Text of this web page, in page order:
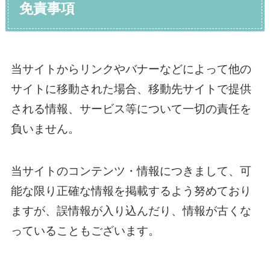
免責事項
当サイトからリンクやバナーなどによって他の
サイトに移動された場合、移動先サイトで提供
される情報、サービス等について一切の責任を
負いません。
当サイトのコンテンツ・情報につきまして、可
能な限り正確な情報を掲載するよう努めており
ますが、誤情報が入り込んだり、情報が古くな
っていることもございます。